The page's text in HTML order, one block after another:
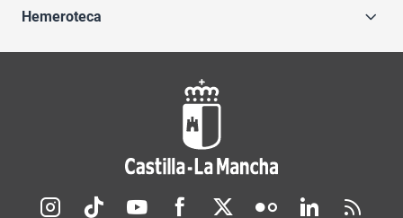
Hemeroteca
Redes sociales JCCM